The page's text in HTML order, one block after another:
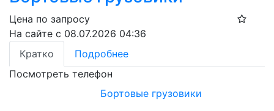
Цена по запросу
На сайте с 08.07.2026 04:36
Кратко
Подробнее
Посмотреть телефон
Бортовые грузовики